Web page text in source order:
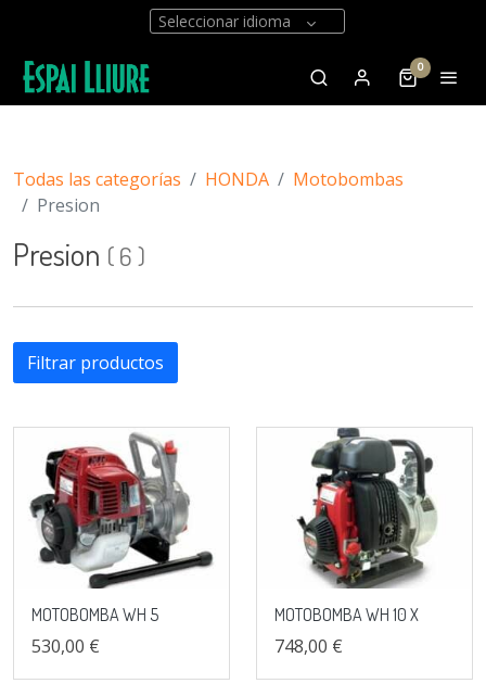
Seleccionar idioma
0
Todas las categorías HONDA
Motobombas
Presion
Presion ( 6 )
Filtrar productos
MOTOBOMBA WH 5
530,00 €
MOTOBOMBA WH 10 X
748,00 €